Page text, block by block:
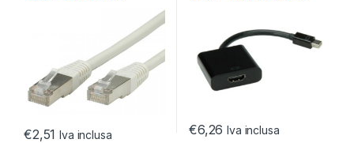
€2,51 Iva inclusa €6,26 Iva inclusa